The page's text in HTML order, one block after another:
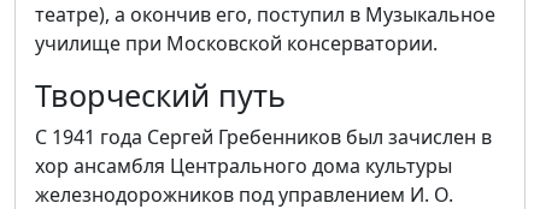
театре), а окончив его, поступил в Музыкальное
училище при Московской консерватории.
Творческий путь
С 1941 года Сергей Гребенников был зачислен в
хор ансамбля Центрального дома культуры
железнодорожников под управлением И. О.